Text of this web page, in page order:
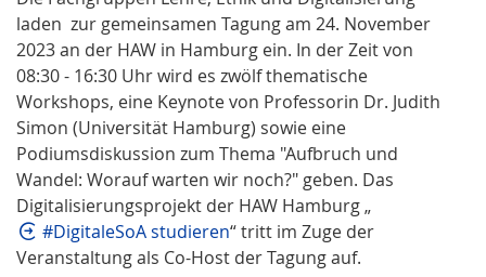
laden zur gemeinsamen Tagung am 24. November
2023 an der HAW in Hamburg ein. In der Zeit von
08:30 - 16:30 Uhr wird es zwölf thematische
Workshops, eine Keynote von Professorin Dr. Judith
Simon (Universität Hamburg) sowie eine
Podiumsdiskussion zum Thema "Aufbruch und
Wandel: Worauf warten wir noch?" geben. Das
Digitalisierungsprojekt der HAW Hamburg „
#DigitaleSoA studieren“ tritt im Zuge der
Veranstaltung als Co-Host der Tagung auf.